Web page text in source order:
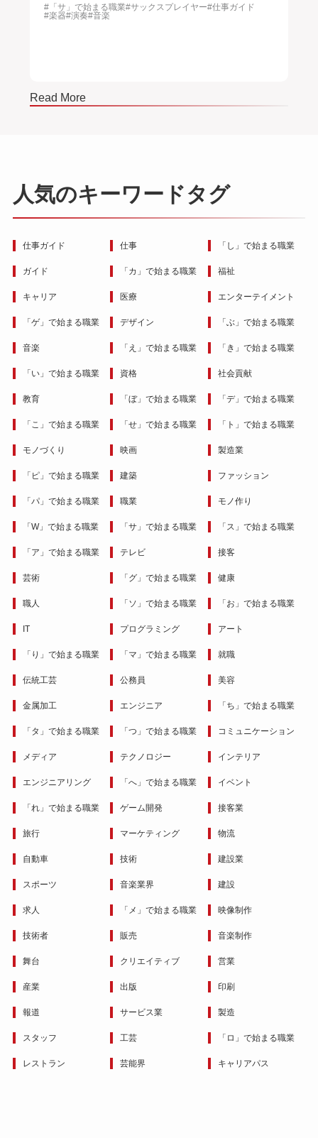
#「サ」で始まる職業#サックスプレイヤー#仕事ガイド
#楽器#演奏#音楽
Read More
人気のキーワードタグ
仕事ガイド 仕事 「し」で始まる職業
ガイド 「カ」で始まる職業 福祉
キャリア 医療 エンターテイメント
「ゲ」で始まる職業 デザイン 「ぶ」で始まる職業
音楽 「え」で始まる職業 「き」で始まる職業
「い」で始まる職業 資格 社会貢献
教育 「ぼ」で始まる職業 「デ」で始まる職業
「こ」で始まる職業 「せ」で始まる職業 「ト」で始まる職業
モノづくり 映画 製造業
「ピ」で始まる職業 建築 ファッション
「パ」で始まる職業 職業 モノ作り
「W」で始まる職業 「サ」で始まる職業 「ス」で始まる職業
「ア」で始まる職業 テレビ 接客
芸術 「グ」で始まる職業 健康
職人 「ソ」で始まる職業 「お」で始まる職業
IT プログラミング アート
「り」で始まる職業 「マ」で始まる職業 就職
伝統工芸 公務員 美容
金属加工 エンジニア 「ち」で始まる職業
「タ」で始まる職業 「つ」で始まる職業 コミュニケーション
メディア テクノロジー インテリア
エンジニアリング 「へ」で始まる職業 イベント
「れ」で始まる職業 ゲーム開発 接客業
旅行 マーケティング 物流
自動車 技術 建設業
スポーツ 音楽業界 建設
求人 「メ」で始まる職業 映像制作
技術者 販売 音楽制作
舞台 クリエイティブ 営業
産業 出版 印刷
報道 サービス業 製造
スタッフ 工芸 「ロ」で始まる職業
レストラン 芸能界 キャリアパス